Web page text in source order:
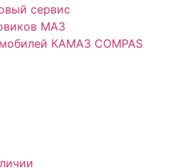
сервис
МАЗ
КАМАЗ COMPAS